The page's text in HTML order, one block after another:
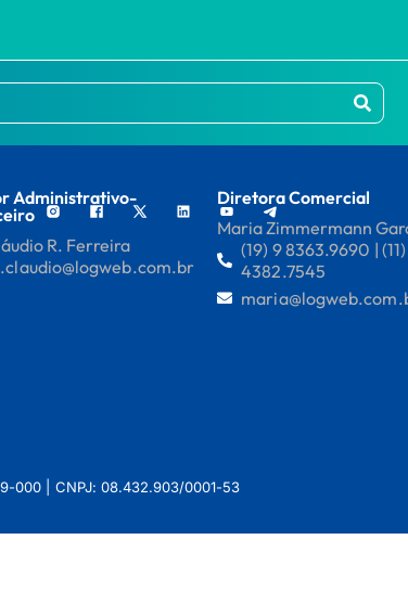
Administrativo-
R. Ferreira
Diretora Comercial
Maria Zimmermann
(19) 9 8363.9690 |
4382.7545
000 | CNPJ: 08.432.903/0001-53